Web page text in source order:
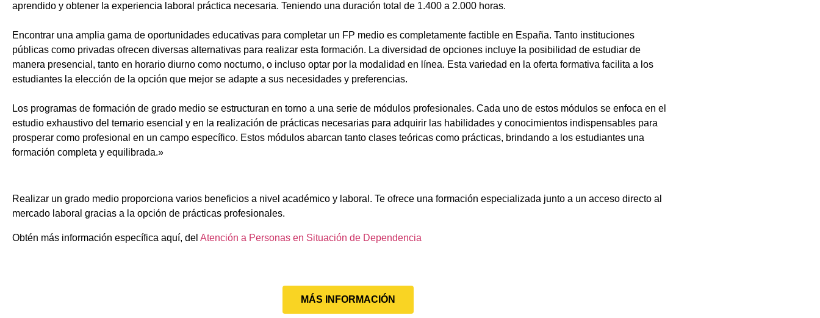
aprendido y obtener la experiencia laboral práctica necesaria. Teniendo una duración total de 1.400 a 2.000 horas.
Encontrar una amplia gama de oportunidades educativas para completar un FP medio es completamente factible en España. Tanto instituciones
públicas como privadas ofrecen diversas alternativas para realizar esta formación. La diversidad de opciones incluye la posibilidad de estudiar de
manera presencial, tanto en horario diurno como nocturno, o incluso optar por la modalidad en línea. Esta variedad en la oferta formativa facilita a los
estudiantes la elección de la opción que mejor se adapte a sus necesidades y preferencias.
Los programas de formación de grado medio se estructuran en torno a una serie de módulos profesionales. Cada uno de estos módulos se enfoca en el
estudio exhaustivo del temario esencial y en la realización de prácticas necesarias para adquirir las habilidades y conocimientos indispensables para
prosperar como profesional en un campo específico. Estos módulos abarcan tanto clases teóricas como prácticas, brindando a los estudiantes una
formación completa y equilibrada.»
Realizar un grado medio proporciona varios beneficios a nivel académico y laboral. Te ofrece una formación especializada junto a un acceso directo al
mercado laboral gracias a la opción de prácticas profesionales.
Obtén más información específica aquí, del Atención a Personas en Situación de Dependencia
MÁS INFORMACIÓN